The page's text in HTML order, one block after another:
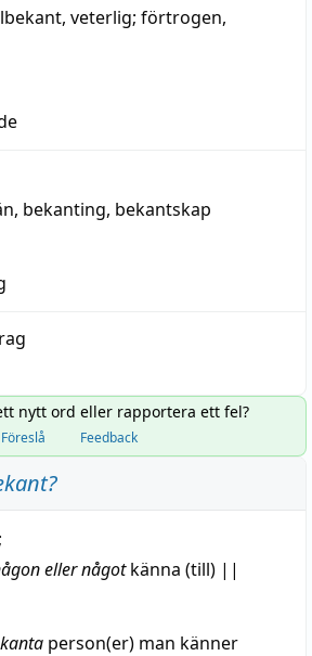
, veterlig; förtrogen,
, bekanting, bekantskap
nytt ord eller rapportera ett fel?
Föreslå Feedback
?
eller någotkänna (till) ||
person(er) man känner